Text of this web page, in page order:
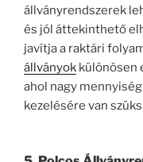
állványrendszerek
és jól áttekinthető
javítja a raktári
állványok különösen
ahol nagy
kezelésére van